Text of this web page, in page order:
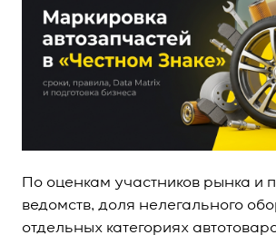
По оценкам участников рынка и
ведомств, доля нелегального
отдельных категориях